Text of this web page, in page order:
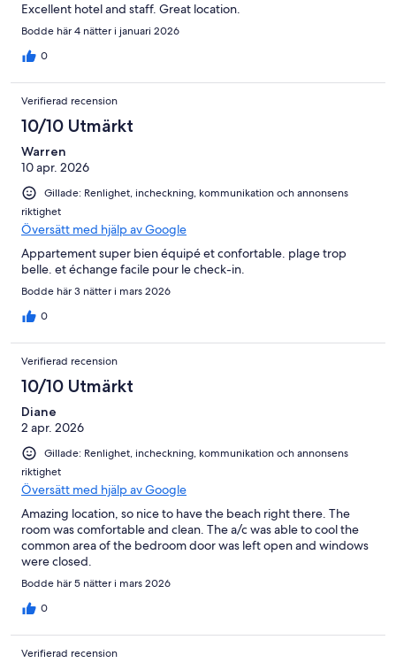
Excellent hotel and staff. Great location.
Bodde här 4 nätter i januari 2026
0
Verifierad recension
10/10 Utmärkt
Warren
10 apr. 2026
Gillade: Renlighet, incheckning, kommunikation och annonsens
riktighet
Översätt med hjälp av Google
Appartement super bien équipé et confortable. plage trop
belle. et échange facile pour le check-in.
Bodde här 3 nätter i mars 2026
0
Verifierad recension
10/10 Utmärkt
Diane
2 apr. 2026
Gillade: Renlighet, incheckning, kommunikation och annonsens
riktighet
Översätt med hjälp av Google
Amazing location, so nice to have the beach right there. The
room was comfortable and clean. The a/c was able to cool the
common area of the bedroom door was left open and windows
were closed.
Bodde här 5 nätter i mars 2026
0
Verifierad recension